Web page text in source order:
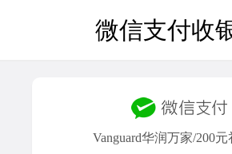
微信支付收
Vanguard华润万家/200